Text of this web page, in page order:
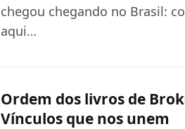
chegou chegando no Brasil:
aqui…
Ordem dos livros de
Vínculos que nos unem